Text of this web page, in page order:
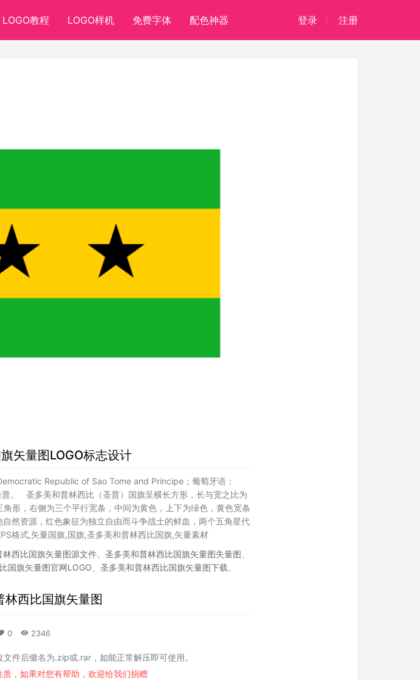
LOGO教程 LOGO样机 免费字体 配色神器 登录 注册
矢量图LOGO标志设计
Republic of Sao Tome and Principe；葡萄牙语：
。 圣多美和普林西比（圣普）国旗呈横长方形，长与宽之比为
形，右侧为三个平行宽条，中间为黄色，上下为绿色，黄色宽条
然资源，红色象征为独立自由而斗争战士的鲜血，两个五角星代
格式,矢量国旗,国旗,圣多美和普林西比国旗,矢量素材
林西比国旗矢量图源文件 圣多美和普林西比国旗矢量图失量图
国旗矢量图官网LOGO 圣多美和普林西比国旗矢量图下载
林西比国旗矢量图
0 2346
件后缀名为.zip或.rar，如能正常解压即可使用。
，如果对您有帮助，欢迎给我们捐赠